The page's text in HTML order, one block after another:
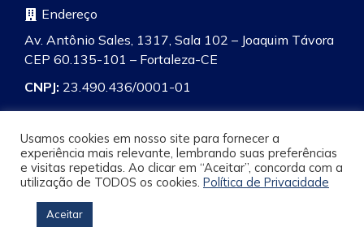
Endereço
Av. Antônio Sales, 1317, Sala 102 – Joaquim Távora
CEP 60.135-101 – Fortaleza-CE
CNPJ: 23.490.436/0001-01
Pesquisa
Usamos cookies em nosso site para fornecer a
experiência mais relevante, lembrando suas preferências
e visitas repetidas. Ao clicar em “Aceitar”, concorda com a
utilização de TODOS os cookies. Política de Privacidade
Aceitar